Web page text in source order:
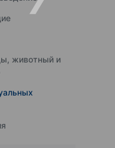
животный и